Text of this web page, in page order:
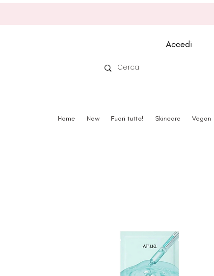
Accedi
Home New Fuori tutto! Skincare Vegan